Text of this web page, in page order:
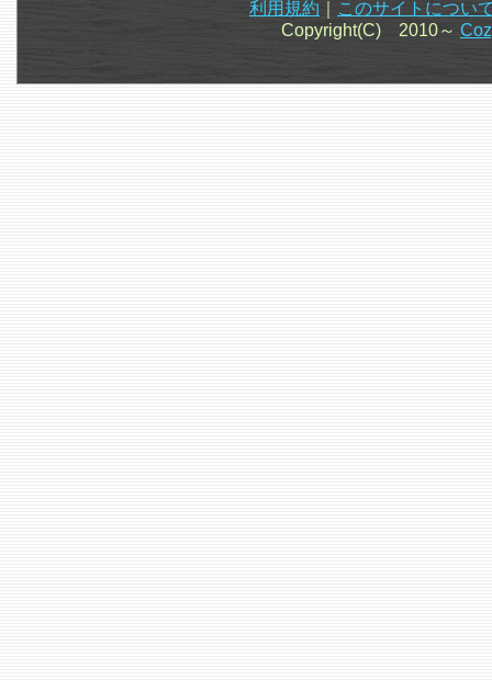
利用規約
このサイトについ
Copyright(C) 2010～